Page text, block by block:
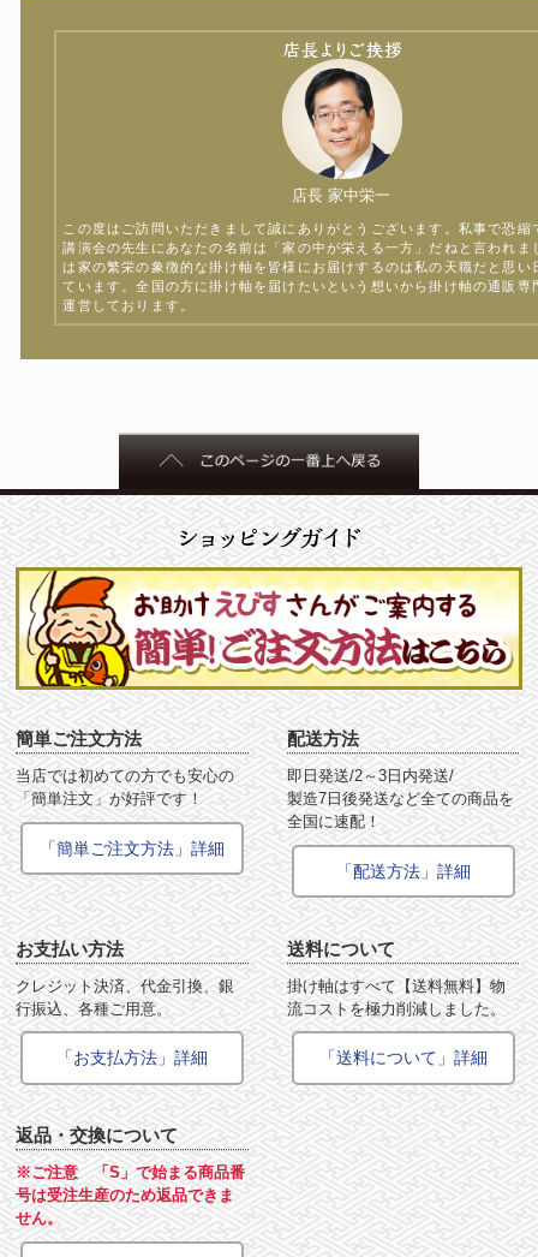
店長 家中栄一
この度はご訪問いただきまして誠にありがとうございます。私事で恐縮
講演会の先生にあなたの名前は「家の中が栄える一方」だねと言われま
は家の繁栄の象徴的な掛け軸を皆様にお届けするのは私の天職だと思い
ています。全国の方に掛け軸を届けたいという想いから掛け軸の通販専
運営しております。
簡単ご注文方法
当店では初めての方でも安心の
「簡単注文」が好評です！
「簡単ご注文方法」詳細
配送方法
即日発送/2～3日内発送/
製造7日後発送など全ての商品を
全国に速配！
「配送方法」詳細
お支払い方法
クレジット決済、代金引換、銀
行振込、各種ご用意。
「お支払方法」詳細
送料について
掛け軸はすべて【送料無料】物
流コストを極力削減しました。
「送料について」詳細
返品・交換について
※ご注意 「S」で始まる商品番
号は受注生産のため返品できま
せん。